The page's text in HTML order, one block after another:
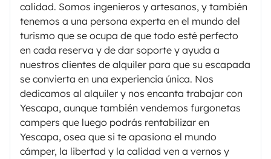
calidad. Somos ingenieros y artesanos, y también
tenemos a una persona experta en el mundo del
turismo que se ocupa de que todo esté perfecto
en cada reserva y de dar soporte y ayuda a
nuestros clientes de alquiler para que su escapada
se convierta en una experiencia única. Nos
dedicamos al alquiler y nos encanta trabajar con
Yescapa, aunque también vendemos furgonetas
campers que luego podrás rentabilizar en
Yescapa, osea que si te apasiona el mundo
cámper, la libertad y la calidad ven a vernos y